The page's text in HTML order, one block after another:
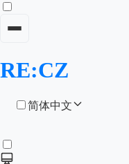
RE:CZ
简体中文